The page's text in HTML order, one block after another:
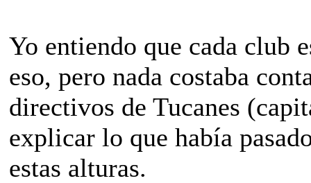
Yo entiendo que cada club
eso, pero nada costaba
directivos de Tucanes
explicar lo que había
estas alturas.